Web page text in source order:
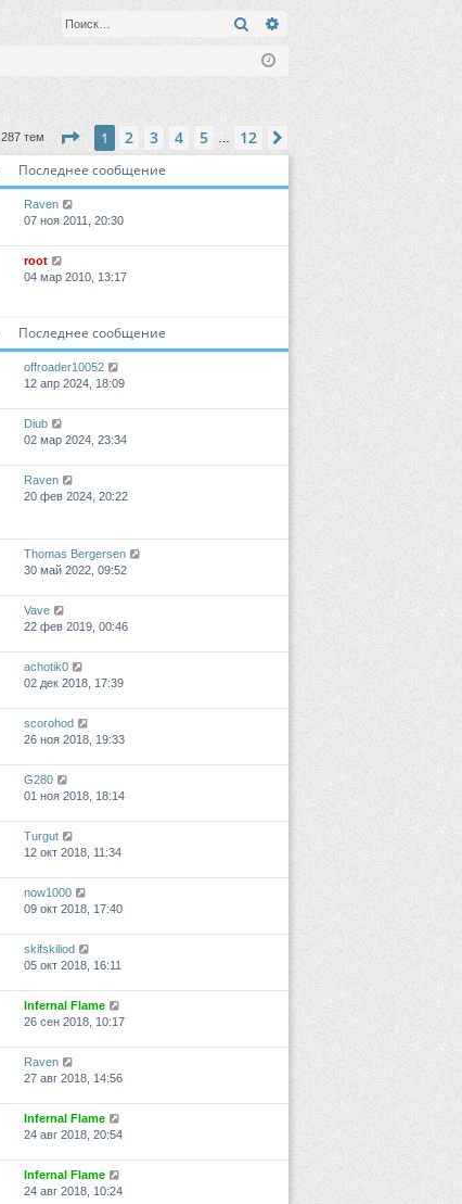
Поиск
287 тем Страница из 12
1 2 3 4 5 12
Последнее сообщение
Raven
07 ноя 2011, 20:30
root
04 мар 2010, 13:17
Последнее сообщение
offroader10052
12 апр 2024, 18:09
Diub
02 мар 2024, 23:34
Raven
20 фев 2024, 20:22
Thomas Bergersen
30 май 2022, 09:52
Vave
22 фев 2019, 00:46
achotik0
02 дек 2018, 17:39
scorohod
26 ноя 2018, 19:33
G280
01 ноя 2018, 18:14
Turgut
12 окт 2018, 11:34
now1000
09 окт 2018, 17:40
skifskiliod
05 окт 2018, 16:11
Infernal Flame
26 сен 2018, 10:17
Raven
27 авг 2018, 14:56
Infernal Flame
24 авг 2018, 20:54
Infernal Flame
24 авг 2018, 10:24